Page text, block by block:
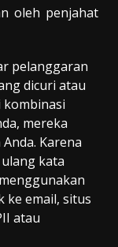
oleh penjahat
pelanggaran
dicuri atau
kombinasi
mereka
Karena
kata
ke email, situs
atau